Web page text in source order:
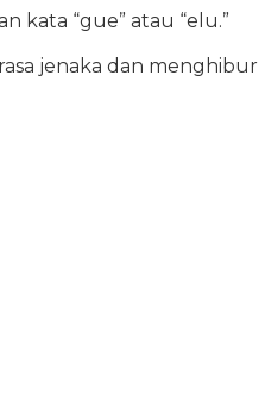
kata “gue” atau “elu.”
jenaka dan menghibur